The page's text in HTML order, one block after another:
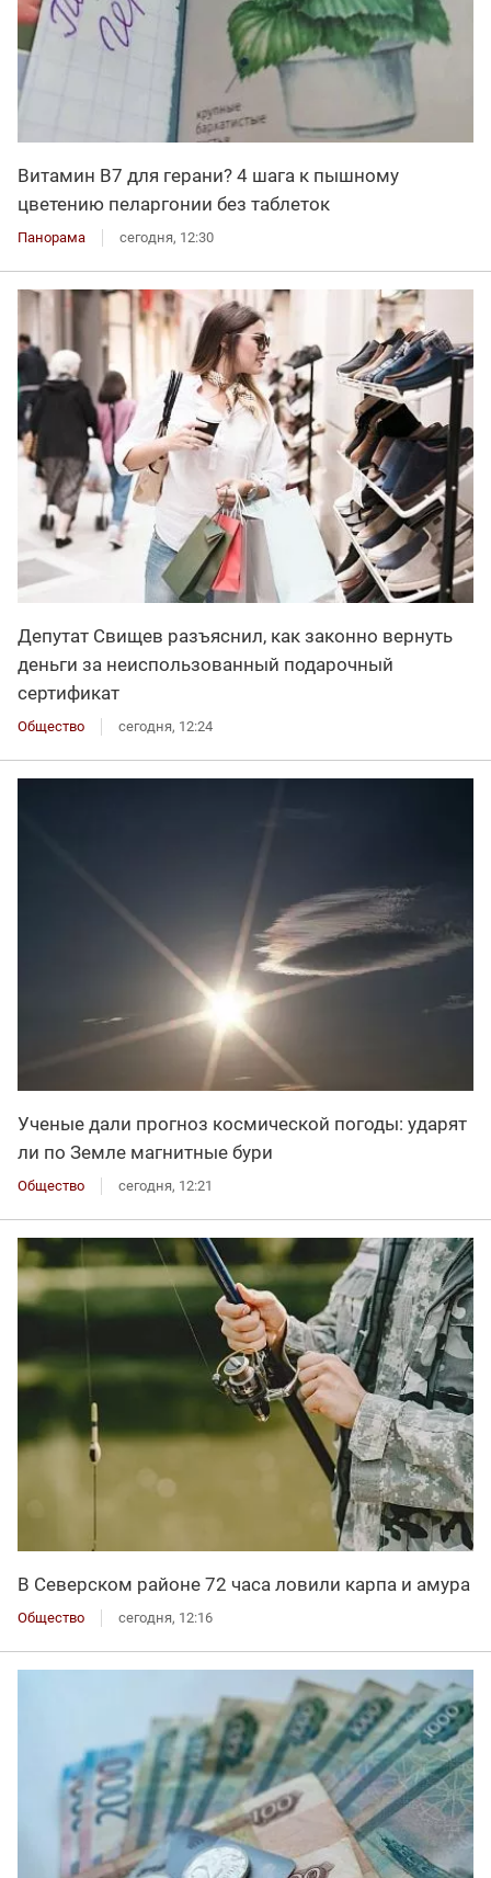
Витамин В7 для герани? 4 шага к пышному
цветению пеларгонии без таблеток
Панорама сегодня, 12:30
Депутат Свищев разъяснил, как законно вернуть
деньги за неиспользованный подарочный
сертификат
Общество сегодня, 12:24
Ученые дали прогноз космической погоды: ударят
ли по Земле магнитные бури
Общество сегодня, 12:21
В Северском районе 72 часа ловили карпа и амура
Общество сегодня, 12:16